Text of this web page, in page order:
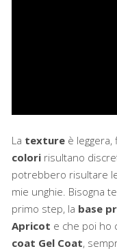
La texture è
colori risultano
potrebbero risultare
mie unghie. Bisogna
primo step, la base
Apricot e che poi ho
coat Gel Coat,